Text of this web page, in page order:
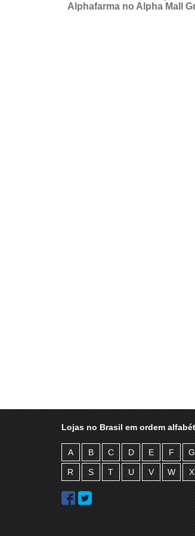
Alphafarma no Alpha Mall
Lojas no Brasil em ordem
A B C D E F G
R S T U V W X